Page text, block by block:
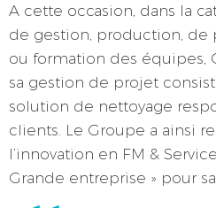
A cette occasion, dans la
de gestion, production, de
ou formation des équipes,
sa gestion de projet
solution de nettoyage
clients. Le Groupe a ainsi
l’innovation en FM &
Grande entreprise » pour